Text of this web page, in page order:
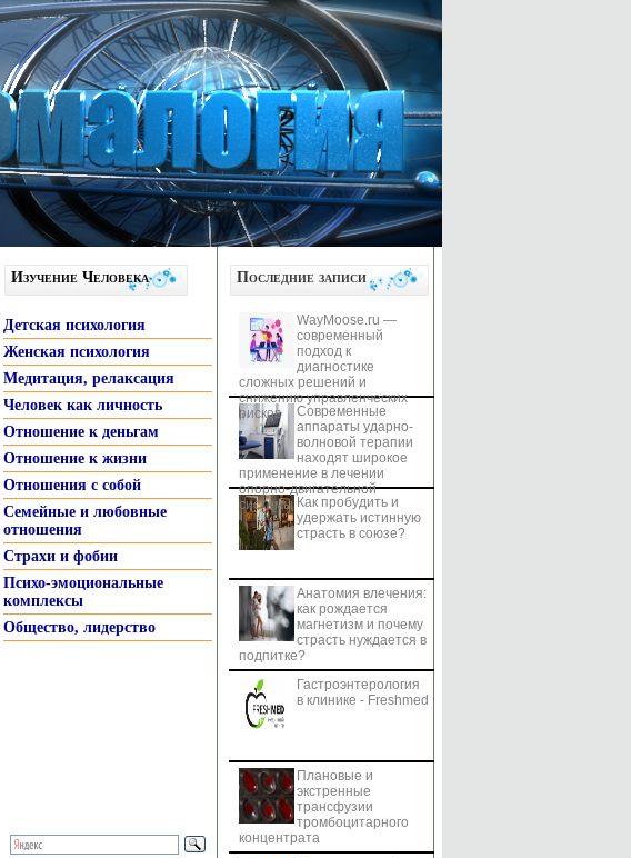
Изучение Человека
Детская психология
Женская психология
Медитация, релаксация
Человек как личность
Отношение к деньгам
Отношение к жизни
Отношения с собой
Семейные и любовные
отношения
Страхи и фобии
Психо-эмоциональные
комплексы
Общество, лидерство
Последние записи
WayMoose.ru —
современный
подход к
диагностике
сложных решений и
снижению управленческих
рисков
Современные
аппараты ударно-
волновой терапии
находят широкое
применение в лечении
опорно-двигательной
системы Как пробудить и
удержать истинную
страсть в союзе?
Анатомия влечения:
как рождается
магнетизм и почему
страсть нуждается в
подпитке?
Гастроэнтерология
в клинике - Freshmed
Плановые и
экстренные
трансфузии
тромбоцитарного
концентрата